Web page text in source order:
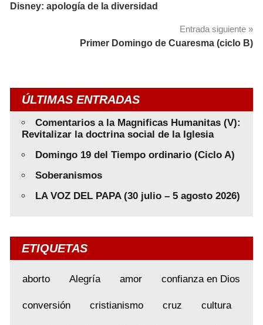
Disney: apología de la diversidad
Entrada siguiente
Primer Domingo de Cuaresma (ciclo B)
ÚLTIMAS ENTRADAS
Comentarios a la Magnificas Humanitas (V):
Revitalizar la doctrina social de la Iglesia
Domingo 19 del Tiempo ordinario (Ciclo A)
Soberanismos
LA VOZ DEL PAPA (30 julio – 5 agosto 2026)
ETIQUETAS
aborto Alegría amor confianza en Dios
conversión cristianismo cruz cultura